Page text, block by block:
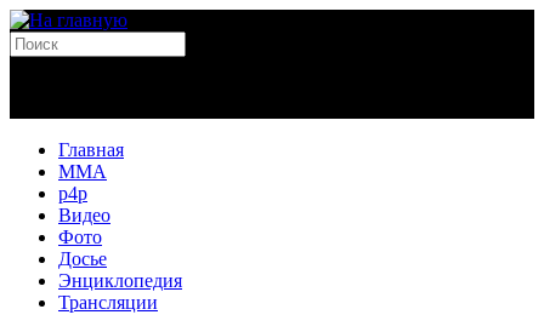
Главная
MMA
p4p
Видео
Фото
Досье
Энциклопедия
Трансляции